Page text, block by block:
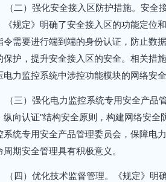
（二）强化安全接入区防护措施。安
《规定》明确了安全接入区的功能定位
令需要进行端到端的身份认证，防止数
保护，提升安全接入区的安全。相关措
电力监控系统中涉控功能模块的网络安全
（三）强化电力监控系统专用安全产
纵向认证”结构安全原则，构建网络安
系统专用安全产品管理委员会，保障电
周期安全管理具有积极意义。
（四）优化技术监督管理。《规定》